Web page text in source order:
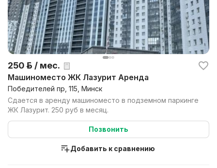
250 р. / мес.
Машиноместо ЖК Лазурит Аренда
Победителей пр, 115, Минск
Сдается в аренду машиноместо в подземном паркинге
ЖК Лазурит. 250 руб в месяц.
Позвонить
Добавить к сравнению